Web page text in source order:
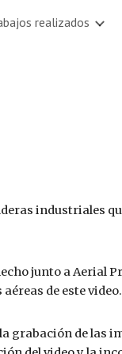
realizados
industriales
junto a Aerial
de este video.
grabación de las